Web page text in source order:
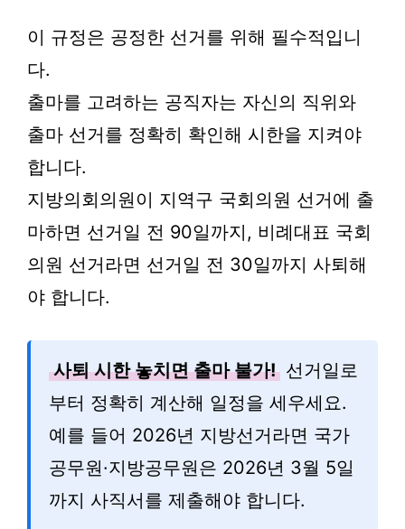
이 규정은 공정한 선거를 위해 필수적입니
다.
출마를 고려하는 공직자는 자신의 직위와
출마 선거를 정확히 확인해 시한을 지켜야
합니다.
지방의회의원이 지역구 국회의원 선거에 출
마하면 선거일 전 90일까지, 비례대표 국회
의원 선거라면 선거일 전 30일까지 사퇴해
야 합니다.
사퇴 시한 놓치면 출마 불가! 선거일로
부터 정확히 계산해 일정을 세우세요.
예를 들어 2026년 지방선거라면 국가
공무원·지방공무원은 2026년 3월 5일
까지 사직서를 제출해야 합니다.